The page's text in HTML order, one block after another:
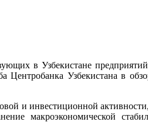
в Узбекистане
Центробанка Узбекистана в
и инвестиционной
макроэкономической